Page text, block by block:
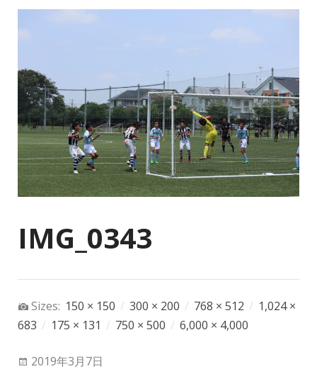
IMG_0343
Sizes: 150 × 150 / 300 × 200 / 768 × 512 / 1,024 ×
683 / 175 × 131 / 750 × 500 / 6,000 × 4,000
2019年3月7日